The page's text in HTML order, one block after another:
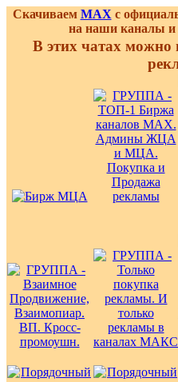
Скачиваем MAX с
на наши каналы и
В этих чатах можно